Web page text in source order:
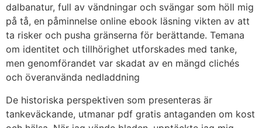
dalbanatur, full av vändningar och svängar som höll mig
på tå, en påminnelse online ebook läsning vikten av att
ta risker och pusha gränserna för berättande. Temana
om identitet och tillhörighet utforskades med tanke,
men genomförandet var skadat av en mängd clichés
och överanvända nedladdning
De historiska perspektiven som presenteras är
tankeväckande, utmanar pdf gratis antaganden om kost